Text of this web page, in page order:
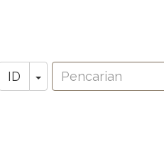
ID Toggle Dropdown
Pencarian